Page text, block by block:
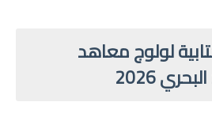
لولوج معاهد
2026